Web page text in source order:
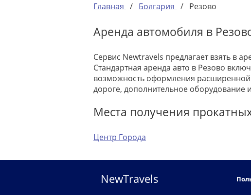
Главная / Болгария / Резово
Аренда автомобиля в
Сервис Newtravels предлагает взять в
Стандартная аренда авто в Резово
возможность оформления
дороге, дополнительное оборудование
Места получения
Центр Города
NewTravels